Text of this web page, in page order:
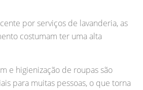
por serviços de lavanderia, as
costumam ter uma alta
e higienização de roupas são
para muitas pessoas, o que torna